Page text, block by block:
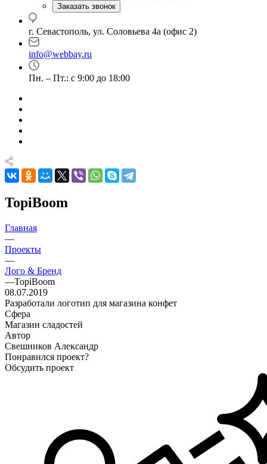
Заказать звонок
г. Севастополь, ул. Соловьева 4а (офис 2)
info@webbay.ru
Пн. – Пт.: с 9:00 до 18:00
TopiBoom
Главная
—
Проекты
—
Лого & Бренд
—TopiBoom
08.07.2019
Разработали логотип для магазина конфет
Сфера
Магазин сладостей
Автор
Свешников Александр
Понравился проект?
Обсудить проект